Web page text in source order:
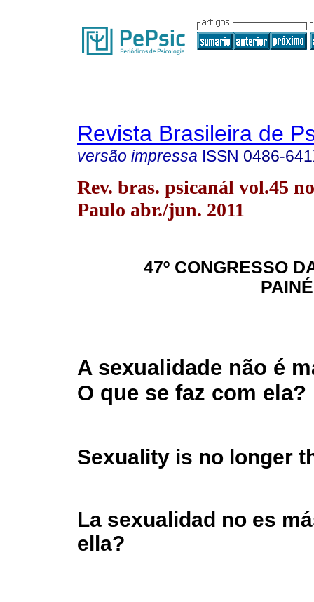
Revista Brasileira de
versão impressa ISSN 0486-
Rev. bras. psicanál vol.45
Paulo abr./jun. 2011
47º CONGRESSO
A sexualidade não é
O que se faz com ela?
Sexuality is no longer
La sexualidad no es
ella?